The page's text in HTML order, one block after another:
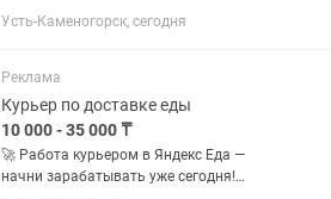
внимательных и дружелюбных
сотрудников, которые любят моду и
Приглашаем в команду...
Усть-Каменогорск, сегодня
Реклама
Курьер по доставке еды
10 000 - 35 000 ₸
🚀 Работа курьером в Яндекс Еда —
начни зарабатывать уже сегодня!